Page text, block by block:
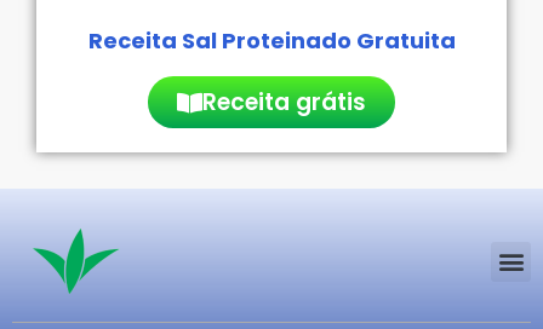
Receita Sal Proteinado Gratuita
Receita grátis